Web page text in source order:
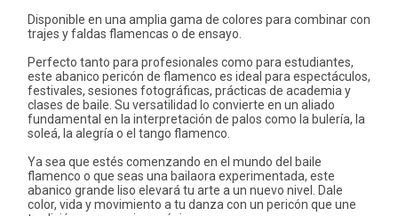
Disponible en una amplia gama de colores para combinar con
trajes y faldas flamencas o de ensayo.
Perfecto tanto para profesionales como para estudiantes,
este abanico pericón de flamenco es ideal para espectáculos,
festivales, sesiones fotográficas, prácticas de academia y
clases de baile. Su versatilidad lo convierte en un aliado
fundamental en la interpretación de palos como la bulería, la
soleá, la alegría o el tango flamenco.
Ya sea que estés comenzando en el mundo del baile
flamenco o que seas una bailaora experimentada, este
abanico grande liso elevará tu arte a un nuevo nivel. Dale
color, vida y movimiento a tu danza con un pericón que une